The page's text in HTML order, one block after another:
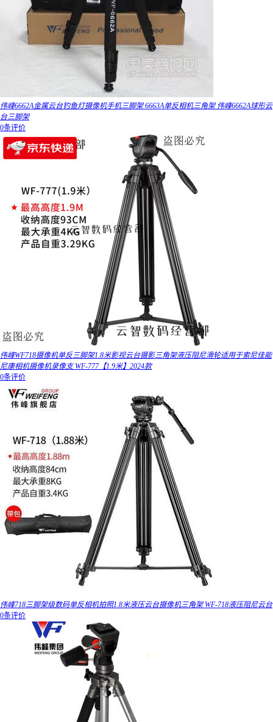
伟峰6662A金属云台钓鱼灯摄像机手机三脚架 6663A单反相机三角架 伟峰6662A球形云
台三脚架
0条评价
伟峰WF718摄像机单反三脚架1.8米影视云台摄影三角架液压阻尼滑轮适用于索尼佳能
尼康相机摄像机录像支 WF-777【1.9米】2024款
0条评价
伟峰718三脚架级数码单反相机拍照1.8米液压云台摄像机三角架 WF-718液压阻尼云台
0条评价